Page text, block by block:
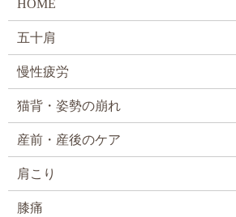
HOME
五十肩
慢性疲労
猫背・姿勢の崩れ
産前・産後のケア
肩こり
膝痛